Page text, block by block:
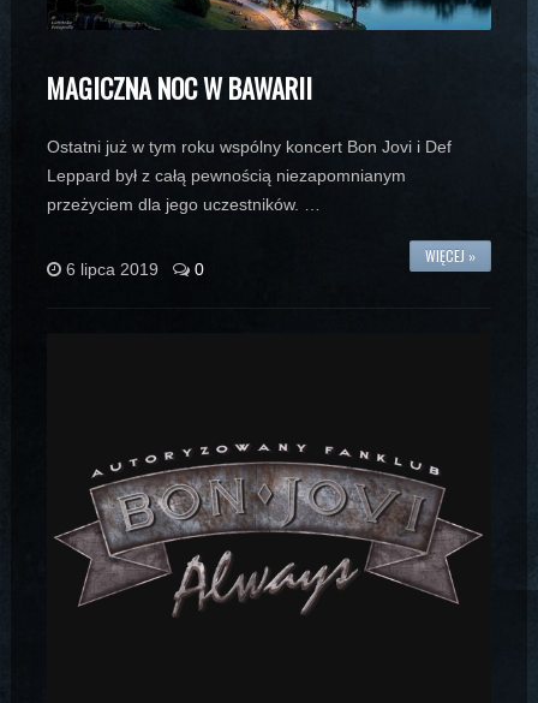
MAGICZNA NOC W BAWARII
Ostatni już w tym roku wspólny koncert Bon Jovi i Def
Leppard był z całą pewnością niezapomnianym
przeżyciem dla jego uczestników. …
WIĘCEJ »
6 lipca 2019 0